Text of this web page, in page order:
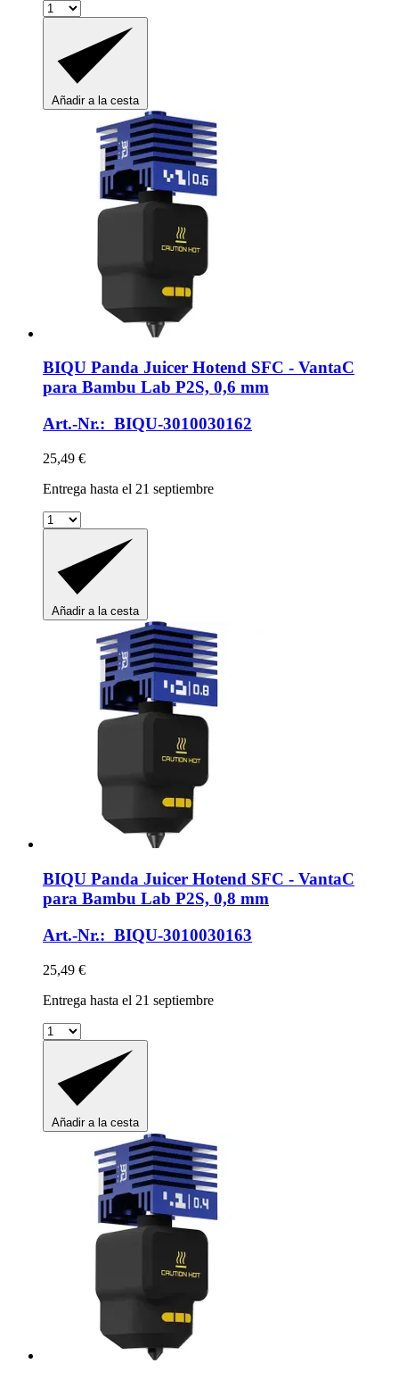
Añadir a la cesta
BIQU Panda Juicer Hotend SFC -​ VantaC
para Bambu Lab P2S, 0,6 mm
Art.-Nr.: BIQU-3010030162
25,49 €
Entrega hasta el 21 septiembre
Añadir a la cesta
BIQU Panda Juicer Hotend SFC -​ VantaC
para Bambu Lab P2S, 0,8 mm
Art.-Nr.: BIQU-3010030163
25,49 €
Entrega hasta el 21 septiembre
Añadir a la cesta